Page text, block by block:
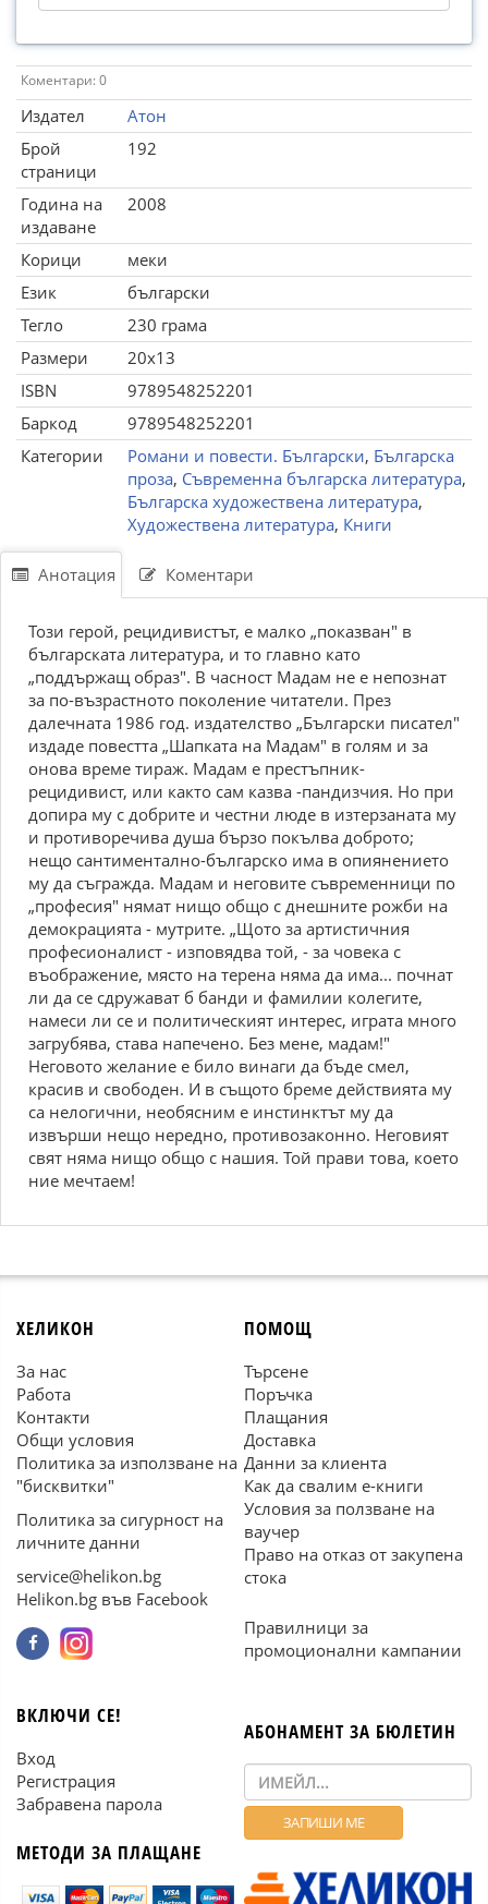
Коментари: 0
Издател
Атон
Брой
страници
192
Година на
издаване
2008
Корици
меки
Език
български
Тегло
230 грама
Размери
20x13
ISBN
9789548252201
Баркод
9789548252201
Категории
Романи и повести. Български, Българска
проза, Съвременна българска литература,
Българска художествена литература,
Художествена литература, Книги
Анотация Коментари
Този герой, рецидивистът, е малко „показван" в
българската литература, и то главно като
„поддържащ образ". В часност Мадам не е непознат
за по-възрастното поколение читатели. През
далечната 1986 год. издателство „Български писател"
издаде повестта „Шапката на Мадам" в голям и за
онова време тираж. Мадам е престъпник-
рецидивист, или както сам казва -пандизчия. Но при
допира му с добрите и честни люде в изтерзаната му
и противоречива душа бързо покълва доброто;
нещо сантиментално-българско има в опиянението
му да съгражда. Мадам и неговите съвременници по
„професия" нямат нищо общо с днешните рожби на
демокрацията - мутрите. „Щото за артистичния
професионалист - изповядва той, - за човека с
въображение, място на терена няма да има... почнат
ли да се сдружават б банди и фамилии колегите,
намеси ли се и политическият интерес, играта много
загрубява, става напечено. Без мене, мадам!"
Неговото желание е било винаги да бъде смел,
красив и свободен. И в същото бреме действията му
са нелогични, необясним е инстинктът му да
извърши нещо нередно, противозаконно. Неговият
свят няма нищо общо с нашия. Той прави това, което
ние мечтаем!
ХЕЛИКОН
За нас
Работа
Контакти
Общи условия
Политика за използване на
"бисквитки"
Политика за сигурност на
личните данни
service@helikon.bg
Helikon.bg във Facebook
ПОМОЩ
Търсене
Поръчка
Плащания
Доставка
Данни за клиента
Как да свалим е-книги
Условия за ползване на
ваучер
Право на отказ от закупена
стока
Правилници за
промоционални кампании
ВКЛЮЧИ СЕ!
Вход
Регистрация
Забравена парола
МЕТОДИ ЗА ПЛАЩАНЕ
АБОНАМЕНТ ЗА БЮЛЕТИН